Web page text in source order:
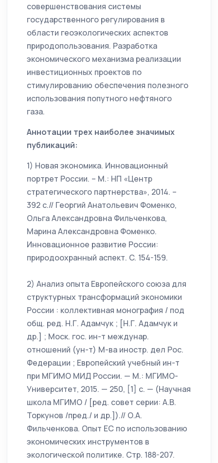
совершенствования системы
государственного регулирования в
области геоэкологических аспектов
природопользования. Разработка
экономического механизма реализации
инвестиционных проектов по
стимулированию обеспечения полезного
использования попутного нефтяного
газа.
Аннотации трех наиболее значимых
публикаций:
1) Новая экономика. Инновационный
портрет России. – М.: НП «Центр
стратегического партнерства», 2014. –
392 с.// Георгий Анатольевич Фоменко,
Ольга Александровна Фильченкова,
Марина Александровна Фоменко.
Инновационное развитие России:
природоохранный аспект. C. 154-159.
2) Анализ опыта Европейского союза для
структурных трансформаций экономики
России : коллективная монография / под
общ. ред. Н.Г. Адамчук ; [Н.Г. Адамчук и
др.] ; Моск. гос. ин-т междунар.
отношений (ун-т) М-ва иностр. дел Рос.
Федерации ; Европейский учебный ин-т
при МГИМО МИД России. — М.: МГИМО-
Университет, 2015. — 250, [1] с. — (Научная
школа МГИМО / [ред. совет серии: А.В.
Торкунов /пред./ и др.]).// О.А.
Фильченкова. Опыт ЕС по использованию
экономических инструментов в
экологической политике. Стр. 188-207.